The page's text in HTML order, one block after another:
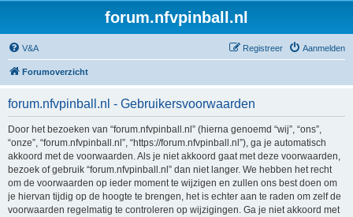
forum.nfvpinball.nl
V&A Aanmelden
Registreer
Forumoverzicht
forum.nfvpinball.nl - Gebruikersvoorwaarden
Door het bezoeken van “forum.nfvpinball.nl” (hierna genoemd “wij”, “ons”,
“onze”, “forum.nfvpinball.nl”, “https://forum.nfvpinball.nl”), ga je automatisch
akkoord met de voorwaarden. Als je niet akkoord gaat met deze voorwaarden,
bezoek of gebruik “forum.nfvpinball.nl” dan niet langer. We hebben het recht
om de voorwaarden op ieder moment te wijzigen en zullen ons best doen om
je hiervan tijdig op de hoogte te brengen, het is echter aan te raden om zelf de
voorwaarden regelmatig te controleren op wijzigingen. Ga je niet akkoord met